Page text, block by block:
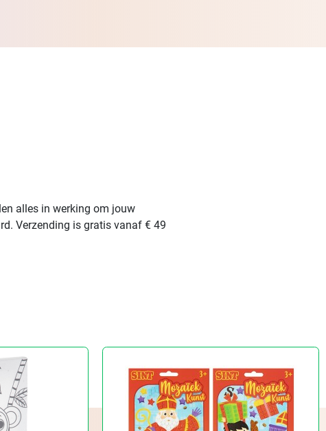
alles in werking om jouw
Verzending is gratis vanaf € 49